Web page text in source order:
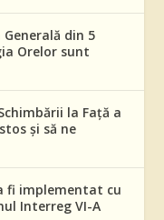
din 5
Orelor sunt
la Față a
și să ne
fi implementat cu
Interreg VI-A